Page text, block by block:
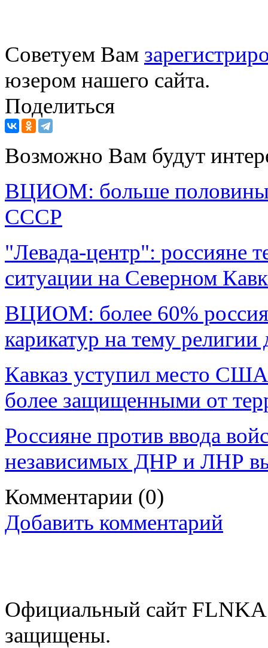
Советуем Вам
юзером нашего сайта.
Поделиться
Возможно Вам будут
ВЦИОМ: больше половины
СССР
"Левада-центр": россияне
ситуации на Северном
ВЦИОМ: более 60%
карикатур на тему религии
Кавказ уступил место
более защищенными от
Россияне против ввода
независимых ДНР и ЛНР
Комментарии (0)
Добавить комментарий
Официальный сайт
защищены.